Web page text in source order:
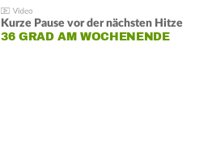
Kurze Pause vor der nächsten Hitze
36 GRAD AM WOCHENENDE